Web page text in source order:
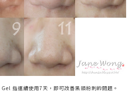
指連續使用7天，即可改善黑頭粉刺的問題。